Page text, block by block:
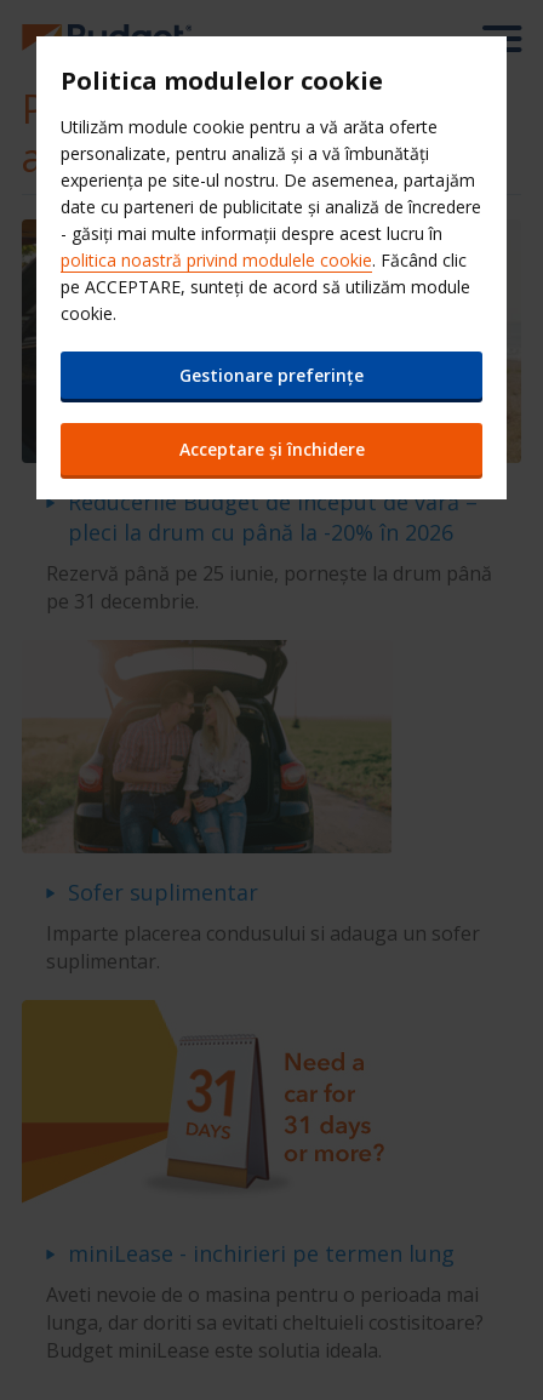
Profita acum - inchirieri
auto in Romania
Reducerile Budget de început de vară –
pleci la drum cu până la -20% în 2026
Rezervă până pe 25 iunie, pornește la drum până
pe 31 decembrie.
Sofer suplimentar
Imparte placerea condusului si adauga un sofer
suplimentar.
miniLease - inchirieri pe termen lung
Aveti nevoie de o masina pentru o perioada mai
lunga, dar doriti sa evitati cheltuieli costisitoare?
Budget miniLease este solutia ideala.
Politica modulelor cookie
Utilizăm module cookie pentru a vă arăta oferte
personalizate, pentru analiză și a vă îmbunătăți
experiența pe site-ul nostru. De asemenea, partajăm
date cu parteneri de publicitate și analiză de încredere
- găsiți mai multe informații despre acest lucru în
politica noastră privind modulele cookie. Făcând clic
pe ACCEPTARE, sunteți de acord să utilizăm module
cookie.
Gestionare preferințe
Acceptare și închidere